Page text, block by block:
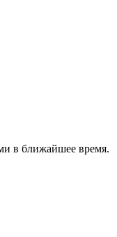
в ближайшее время.